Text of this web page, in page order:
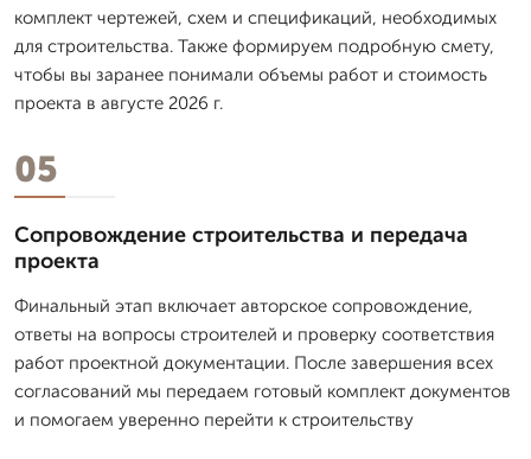
комплект чертежей, схем и спецификаций, необходимых
для строительства. Также формируем подробную смету,
чтобы вы заранее понимали объемы работ и стоимость
проекта в августе 2026 г.
05
Сопровождение строительства и передача
проекта
Финальный этап включает авторское сопровождение,
ответы на вопросы строителей и проверку соответствия
работ проектной документации. После завершения всех
согласований мы передаем готовый комплект документов
и помогаем уверенно перейти к строительству